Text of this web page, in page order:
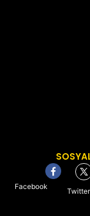
Facebook
Twitter